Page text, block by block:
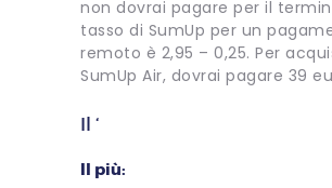
non dovrai pagare per il
tasso di SumUp per un
remoto è 2,95 – 0,25. Per
SumUp Air, dovrai pagare 39
Il ‘
Il più: